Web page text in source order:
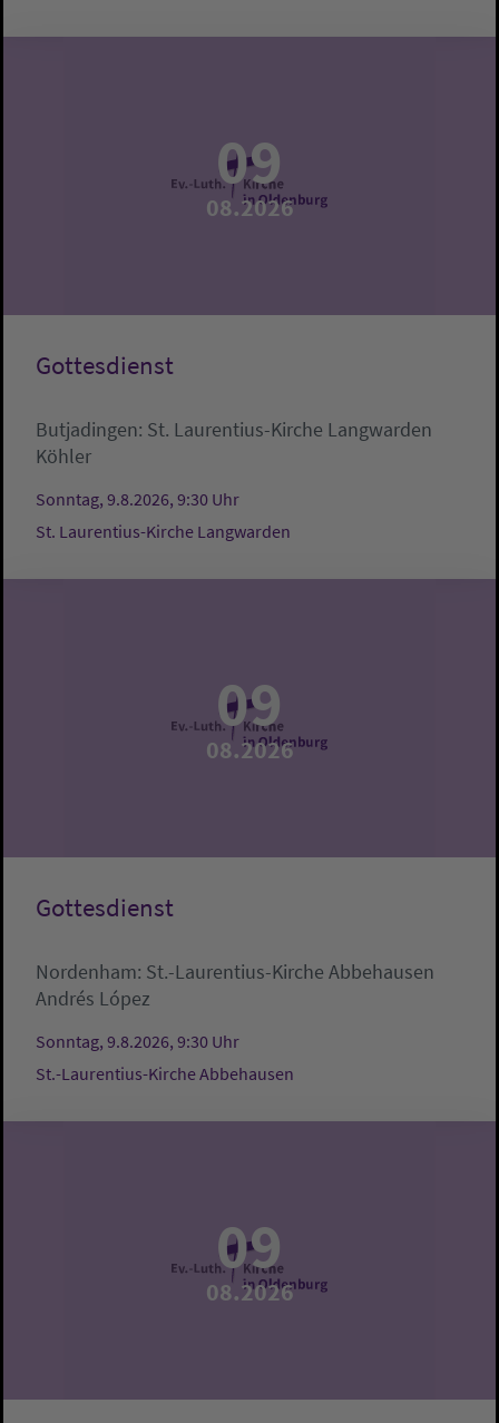
09
08.2026
Gottesdienst
Butjadingen: St. Laurentius-Kirche Langwarden
Köhler
Sonntag, 9.8.2026, 9:30 Uhr
St. Laurentius-Kirche Langwarden
09
08.2026
Gottesdienst
Nordenham: St.-Laurentius-Kirche Abbehausen
Andrés López
Sonntag, 9.8.2026, 9:30 Uhr
St.-Laurentius-Kirche Abbehausen
09
08.2026